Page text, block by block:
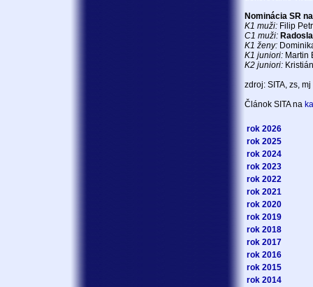
Nominácia SR
K1 muži: Filip
C1 muži:
K1 ženy:
K1 juniori: Martin
K2 juniori:
zdroj: SITA, zs, mj
Článok SITA na
rok 2026
rok 2025
rok 2024
rok 2023
rok 2022
rok 2021
rok 2020
rok 2019
rok 2018
rok 2017
rok 2016
rok 2015
rok 2014